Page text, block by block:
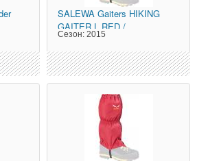
SALEWA Gaiters HIKING
GAITER L RED /
Сезон: 2015